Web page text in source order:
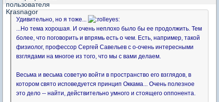
Удивительно, но я тоже...
...Но тема хорошая. И очень неплохо было бы ее продолжить. Тем
более, что поговорить и впрямь есть о чем. Есть, например, такой
физиолог, профессор Сергей Савельев с о-очень интересными
взглядами на многое из того, что мы с вами делаем.
Весьма и весьма советую войти в пространство его взглядов, в
котором свято исповедуется принцип Оккама... Очень полезное
это дело -- найти, действительно умного и стоящего оппонента.